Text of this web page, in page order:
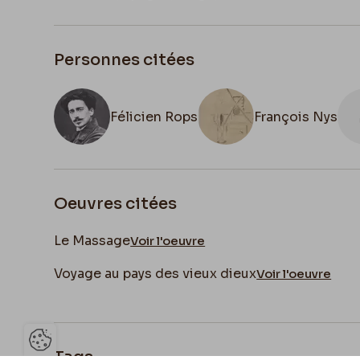
Personnes citées
Félicien Rops François Nys
Oeuvres citées
Le MassageVoir l'oeuvre
Voyage au pays des vieux dieuxVoir l'oeuvre